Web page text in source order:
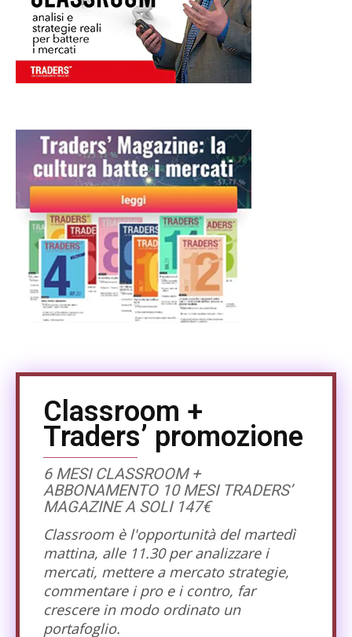
Classroom +
Traders’ promozione
6 MESI CLASSROOM +
ABBONAMENTO 10 MESI TRADERS’
MAGAZINE A SOLI 147€
Classroom è l'opportunità del martedì
mattina, alle 11.30 per analizzare i
mercati, mettere a mercato strategie,
commentare i pro e i contro, far
crescere in modo ordinato un
portafoglio.